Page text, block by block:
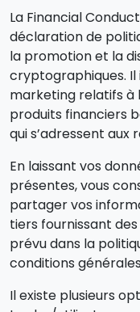
La Financial
déclaration de
la promotion et la
cryptographiques.
marketing relatifs à
produits financiers
qui s’adressent aux
En laissant vos
présentes, vous
partager vos
tiers fournissant
prévu dans la
conditions
Il existe plusieurs